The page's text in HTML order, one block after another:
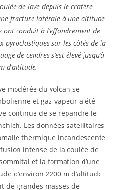
de lave depuis le cratère
fracture latérale à une altitude
ont conduit à l’effondrement de
pyroclastiques sur les côtés de la
de cendres s’est élevé jusqu’à
d’altitude.
modérée du volcan se
et gaz-vapeur a été
continue de se répandre le
Les données satellitaires
thermique incandescente
intense de la coulée de
et la formation d’une
d’environ 2200 m d’altitude
de grandes masses de